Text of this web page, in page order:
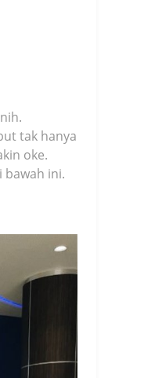
tak hanya
oke.
bawah ini.